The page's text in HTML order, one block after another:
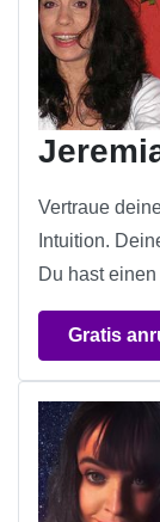
Vertraue
Intuition.
Du hast
Gratis